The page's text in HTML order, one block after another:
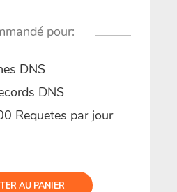
pour:
DNS
DNS
Requetes par jour
AU PANIER